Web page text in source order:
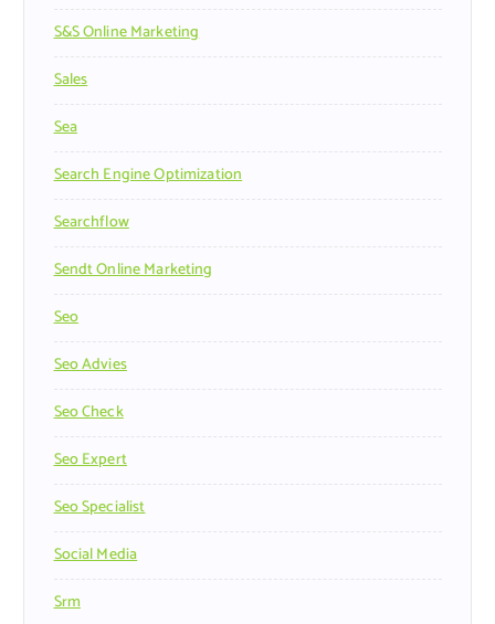
S&s Online Marketing
Sales
Sea
Search Engine Optimization
Searchflow
Sendt Online Marketing
Seo
Seo Advies
Seo Check
Seo Expert
Seo Specialist
Social Media
Srm